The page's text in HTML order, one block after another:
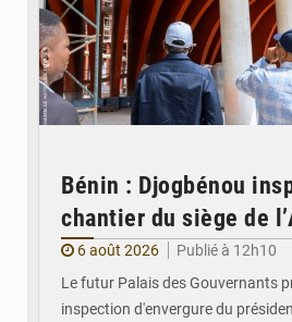
Bénin : Djogbénou
chantier du siège de
6 août 2026
Publié à 12h10
Le futur Palais des Gouvernants
inspection d'envergure du